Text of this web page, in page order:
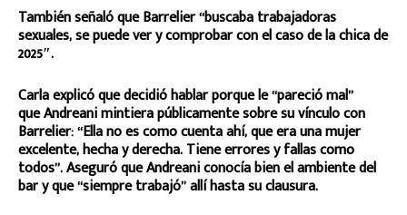
También señaló que Barrelier “buscaba trabajadoras
sexuales, se puede ver y comprobar con el caso de la chica de
2025″.
Carla explicó que decidió hablar porque le “pareció mal”
que Andreani mintiera públicamente sobre su vínculo con
Barrelier: “Ella no es como cuenta ahí, que era una mujer
excelente, hecha y derecha. Tiene errores y fallas como
todos”. Aseguró que Andreani conocía bien el ambiente del
bar y que “siempre trabajó” allí hasta su clausura.